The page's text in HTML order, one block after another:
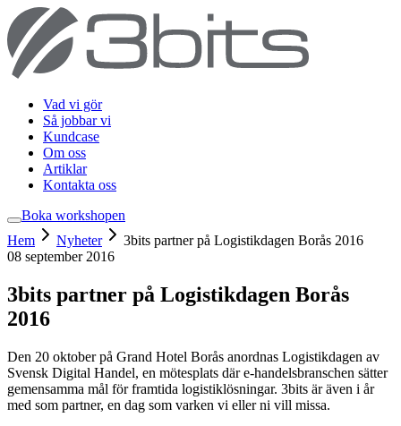
Vad vi gör
Så jobbar vi
Kundcase
Om oss
Artiklar
Kontakta oss
Boka workshopen
Hem
Nyheter
3bits partner på Logistikdagen Borås 2016
08 september 2016
3bits partner på Logistikdagen Borås
2016
Den 20 oktober på Grand Hotel Borås anordnas Logistikdagen av
Svensk Digital Handel, en mötesplats där e-handelsbranschen sätter
gemensamma mål för framtida logistiklösningar. 3bits är även i år
med som partner, en dag som varken vi eller ni vill missa.